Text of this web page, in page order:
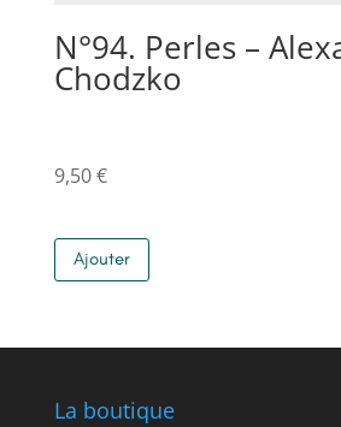
N°94. Perles –
Chodzko
9,50€
Ajouter
La boutique